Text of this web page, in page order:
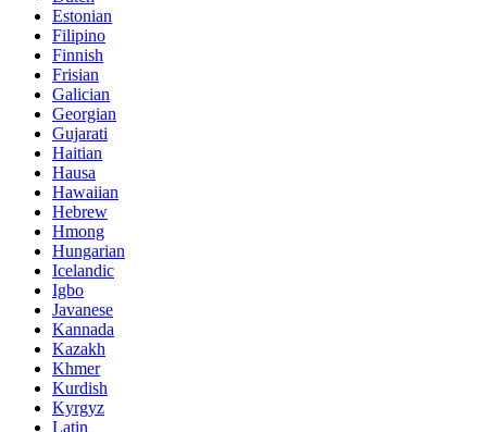
Estonian
Filipino
Finnish
Frisian
Galician
Georgian
Gujarati
Haitian
Hausa
Hawaiian
Hebrew
Hmong
Hungarian
Icelandic
Igbo
Javanese
Kannada
Kazakh
Khmer
Kurdish
Kyrgyz
Latin